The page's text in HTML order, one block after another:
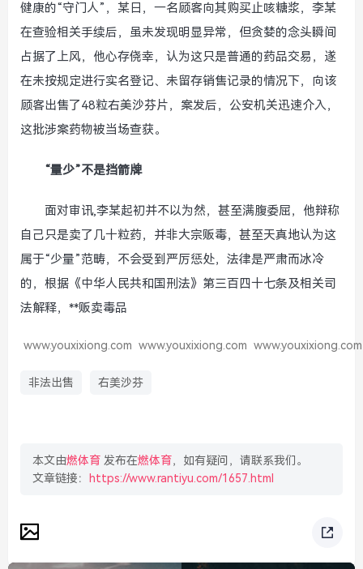
健康的“守门人”，某日，一名顾客向其购买止咳糖浆，李某
在查验相关手续后，虽未发现明显异常，但贪婪的念头瞬间
占据了上风，他心存侥幸，认为这只是普通的药品交易，遂
在未按规定进行实名登记、未留存销售记录的情况下，向该
顾客出售了48粒右美沙芬片，案发后，公安机关迅速介入，
这批涉案药物被当场查获。
“量少”不是挡箭牌
面对审讯,李某起初并不以为然，甚至满腹委屈，他辩称
自己只是卖了几十粒药，并非大宗贩毒，甚至天真地认为这
属于“少量”范畴，不会受到严厉惩处，法律是严肃而冰冷
的，根据《中华人民共和国刑法》第三百四十七条及相关司
法解释，**贩卖毒品
www.youxixiong.com www.youxixiong.com www.youxixiong.com
非法出售 右美沙芬
本文由燃体育 发布在燃体育，如有疑问，请联系我们。
文章链接：
https://www.rantiyu.com/1657.html